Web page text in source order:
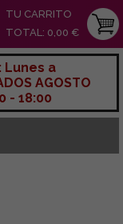
TU CARRITO
TOTAL: 0,00 €
Lunes a
AGOSTO
- 18:00